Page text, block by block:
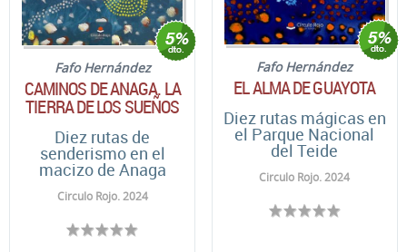
Fafo Hernández
CAMINOS DE ANAGA. LA
TIERRA DE LOS SUEÑOS
Diez rutas de
senderismo en el
macizo de Anaga
Circulo Rojo. 2024
Fafo Hernández
EL ALMA DE GUAYOTA
Diez rutas mágicas en
el Parque Nacional
del Teide
Circulo Rojo. 2024